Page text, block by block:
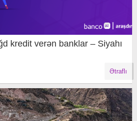
kredit verən banklar – Siyahı
Ətraflı